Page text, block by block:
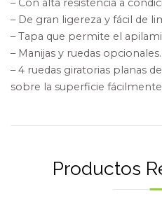
– Con alta resistencia a
– De gran ligereza y fácil de
– Tapa que permite el
– Manijas y ruedas opcionales.
– 4 ruedas giratorias planas
sobre la superficie
Productos